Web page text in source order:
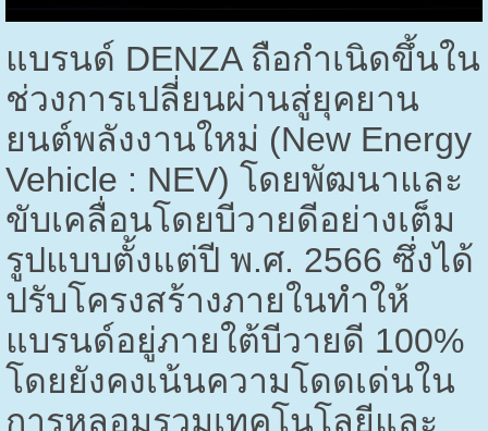
แบรนด์ DENZA ถือกำเนิดขึ้นใน
ช่วงการเปลี่ยนผ่านสู่ยุคยาน
ยนต์พลังงานใหม่ (New Energy
Vehicle : NEV) โดยพัฒนาและ
ขับเคลื่อนโดยบีวายดีอย่างเต็ม
รูปแบบตั้งแต่ปี พ.ศ. 2566 ซึ่งได้
ปรับโครงสร้างภายในทำให้
แบรนด์อยู่ภายใต้บีวายดี 100%
โดยยังคงเน้นความโดดเด่นใน
การหลอมรวมเทคโนโลยีและ